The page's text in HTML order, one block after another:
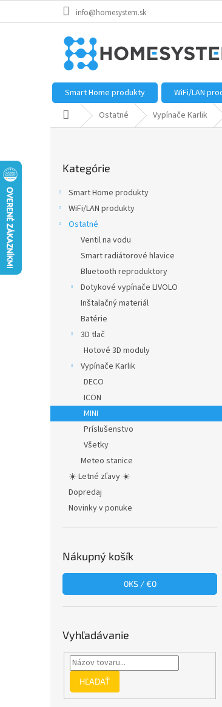
info@homesystem.sk
Smart Home produkty WiFi/LAN
Domov Ostatné Vypínače Karlik
kategórie
Kategórie
Smart Home produkty
WiFi/LAN produkty
Ostatné
Ventil na vodu
Smart radiátorové hlavice
Bluetooth reproduktory
Dotykové vypínače LIVOLO
Inštalačný materiál
Batérie
3D tlač
Hotové 3D moduly
Vypínače Karlik
DECO
ICON
MINI
Príslušenstvo
Všetky
Meteo stanice
☀️ Letné zľavy ☀️
Dopredaj
Novinky v ponuke
Nákupný košík
0KS /€0
Vyhľadávanie
HĽADAŤ